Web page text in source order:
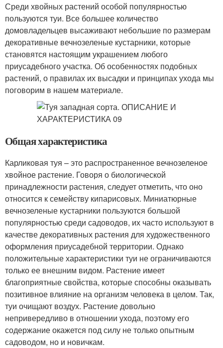
Среди хвойных растений особой популярностью
пользуются туи. Все большее количество
домовладельцев высаживают небольшие по размерам
декоративные вечнозеленые кустарники, которые
становятся настоящим украшением любого
приусадебного участка. Об особенностях подобных
растений, о правилах их высадки и принципах ухода мы
поговорим в нашем материале.
Общая характеристика
Карликовая туя – это распространенное вечнозеленое
хвойное растение. Говоря о биологической
принадлежности растения, следует отметить, что оно
относится к семейству кипарисовых. Миниатюрные
вечнозеленые кустарники пользуются большой
популярностью среди садоводов, их часто используют в
качестве декоративных растения для художественного
оформления приусадебной территории. Однако
положительные характеристики туи не ограничиваются
только ее внешним видом. Растение имеет
благоприятные свойства, которые способны оказывать
позитивное влияние на организм человека в целом. Так,
туи очищают воздух. Растение довольно
непривередливо в отношении ухода, поэтому его
содержание окажется под силу не только опытным
садоводом, но и новичкам.